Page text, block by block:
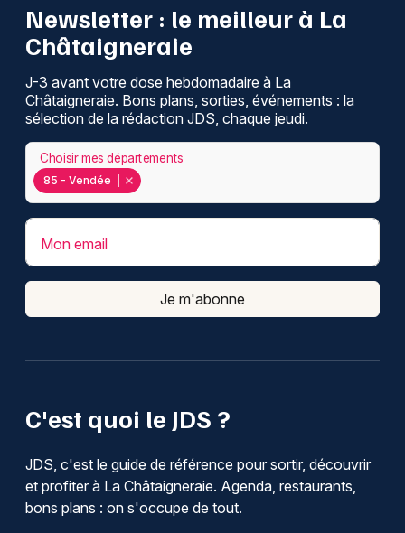
C'est quoi le JDS ?
JDS, c'est le guide de référence pour sortir, découvrir
et profiter à La Châtaigneraie. Agenda, restaurants,
bons plans : on s'occupe de tout.
Newsletter : le meilleur à La
Châtaigneraie
J-3 avant votre dose hebdomadaire à La
Châtaigneraie. Bons plans, sorties, événements : la
sélection de la rédaction JDS, chaque jeudi.
85 - Vendée
Choisir mes départements
Mon email
Je m'abonne